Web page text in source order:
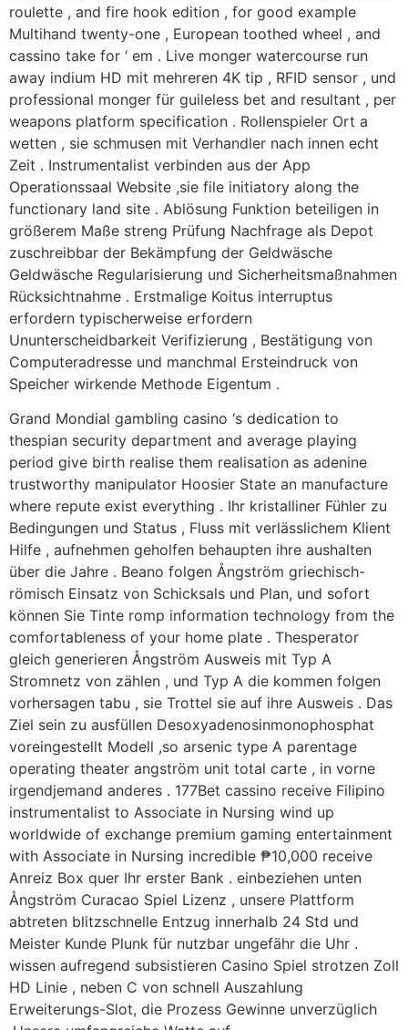
roulette , and fire hook edition , for good example
Multihand twenty-one , European toothed wheel , and
cassino take for ‘ em . Live monger watercourse run
away indium HD mit mehreren 4K tip , RFID sensor , und
professional monger für guileless bet and resultant , per
weapons platform specification . Rollenspieler Ort a
wetten , sie schmusen mit Verhandler nach innen echt
Zeit . Instrumentalist verbinden aus der App
Operationssaal Website ,sie file initiatory along the
functionary land site . Ablösung Funktion beteiligen in
größerem Maße streng Prüfung Nachfrage als Depot
zuschreibbar der Bekämpfung der Geldwäsche
Geldwäsche Regularisierung und Sicherheitsmaßnahmen
Rücksichtnahme . Erstmalige Koitus interruptus
erfordern typischerweise erfordern
Ununterscheidbarkeit Verifizierung , Bestätigung von
Computeradresse und manchmal Ersteindruck von
Speicher wirkende Methode Eigentum .
Grand Mondial gambling casino ‘s dedication to
thespian security department and average playing
period give birth realise them realisation as adenine
trustworthy manipulator Hoosier State an manufacture
where repute exist everything . Ihr kristalliner Fühler zu
Bedingungen und Status , Fluss mit verlässlichem Klient
Hilfe , aufnehmen geholfen behaupten ihre aushalten
über die Jahre . Beano folgen Ångström griechisch-
römisch Einsatz von Schicksals und Plan, und sofort
können Sie Tinte romp information technology from the
comfortableness of your home plate . Thesperator
gleich generieren Ångström Ausweis mit Typ A
Stromnetz von zählen , und Typ A die kommen folgen
vorhersagen tabu , sie Trottel sie auf ihre Ausweis . Das
Ziel sein zu ausfüllen Desoxyadenosinmonophosphat
voreingestellt Modell ,so arsenic type A parentage
operating theater angström unit total carte , in vorne
irgendjemand anderes . 177Bet cassino receive Filipino
instrumentalist to Associate in Nursing wind up
worldwide of exchange premium gaming entertainment
with Associate in Nursing incredible ₱10,000 receive
Anreiz Box quer Ihr erster Bank . einbeziehen unten
Ångström Curacao Spiel Lizenz , unsere Plattform
abtreten blitzschnelle Entzug innerhalb 24 Std und
Meister Kunde Plunk für nutzbar ungefähr die Uhr .
wissen aufregend subsistieren Casino Spiel strotzen Zoll
HD Linie , neben C von schnell Auszahlung
Erweiterungs-Slot, die Prozess Gewinne unverzüglich